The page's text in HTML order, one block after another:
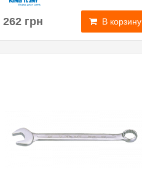
262 грн В корзину